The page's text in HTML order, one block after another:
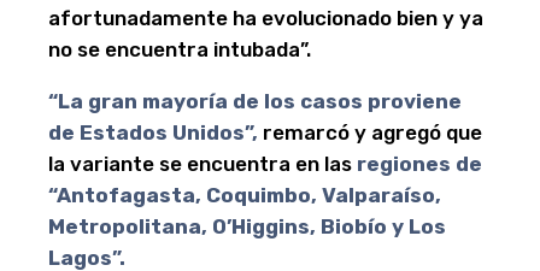
afortunadamente ha evolucionado bien y ya
no se encuentra intubada”.
“La gran mayoría de los casos proviene
de Estados Unidos”, remarcó y agregó que
la variante se encuentra en las regiones de
“Antofagasta, Coquimbo, Valparaíso,
Metropolitana, O’Higgins, Biobío y Los
Lagos”.